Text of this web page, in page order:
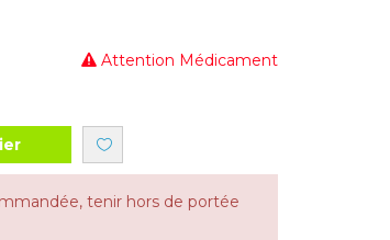
Attention Médicament
tenir hors de portée